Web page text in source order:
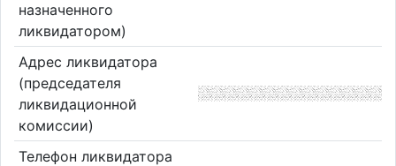
назначенного
ликвидатором)
Адрес ликвидатора
(председателя
ликвидационной
комиссии)
Телефон ликвидатора